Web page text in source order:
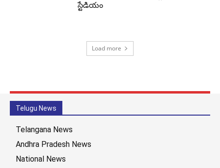
స్టేడియం
Load more
Telugu News
Telangana News
Andhra Pradesh News
National News